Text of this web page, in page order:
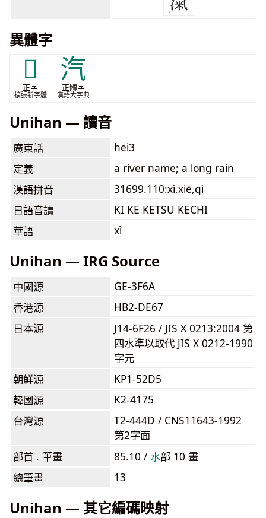
異體字
𭰑
正字
擴張新字體
汽
正體字
漢語大字典
Unihan — 讀音
廣東話
hei3
定義
a river name; a long rain
漢語拼音
31699.110:xì,xiē,qì
日語音讀
KI KE KETSU KECHI
華語
xì
Unihan — IRG Source
中國源
GE-3F6A
香港源
HB2-DE67
日本源
J14-6F26 / JIS X 0213:2004 第
四水準以取代 JIS X 0212-1990
字元
朝鮮源
KP1-52D5
韓國源
K2-4175
台灣源
T2-444D / CNS11643-1992
第2字面
部首 . 筆畫
85.10 /⽔部 10 畫
總筆畫
13
Unihan — 其它編碼映射